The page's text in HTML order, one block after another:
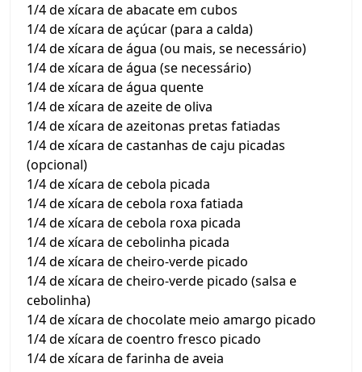
1/4 de xícara de abacate em cubos
1/4 de xícara de açúcar (para a calda)
1/4 de xícara de água (ou mais, se necessário)
1/4 de xícara de água (se necessário)
1/4 de xícara de água quente
1/4 de xícara de azeite de oliva
1/4 de xícara de azeitonas pretas fatiadas
1/4 de xícara de castanhas de caju picadas
(opcional)
1/4 de xícara de cebola picada
1/4 de xícara de cebola roxa fatiada
1/4 de xícara de cebola roxa picada
1/4 de xícara de cebolinha picada
1/4 de xícara de cheiro-verde picado
1/4 de xícara de cheiro-verde picado (salsa e
cebolinha)
1/4 de xícara de chocolate meio amargo picado
1/4 de xícara de coentro fresco picado
1/4 de xícara de farinha de aveia